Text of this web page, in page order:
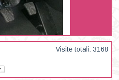
Visite totali: 3168